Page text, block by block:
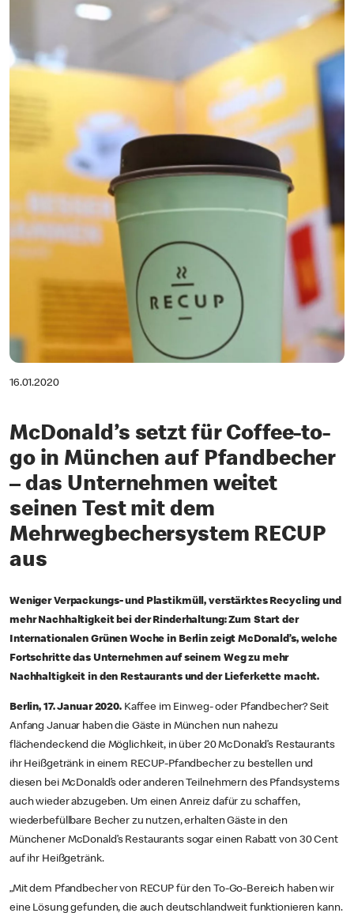
16.01.2020
McDonald’s setzt für Coffee-to-
go in München auf Pfandbecher
– das Unternehmen weitet
seinen Test mit dem
Mehrwegbechersystem RECUP
aus
Weniger Verpackungs- und Plastikmüll, verstärktes Recycling und
mehr Nachhaltigkeit bei der Rinderhaltung: Zum Start der
Internationalen Grünen Woche in Berlin zeigt McDonald’s, welche
Fortschritte das Unternehmen auf seinem Weg zu mehr
Nachhaltigkeit in den Restaurants und der Lieferkette macht.
Berlin, 17. Januar 2020.Kaffee im Einweg- oder Pfandbecher? Seit
Anfang Januar haben die Gäste in München nun nahezu
flächendeckend die Möglichkeit, in über 20 McDonald’s Restaurants
ihr Heißgetränk in einem RECUP-Pfandbecher zu bestellen und
diesen bei McDonald’s oder anderen Teilnehmern des Pfandsystems
auch wieder abzugeben. Um einen Anreiz dafür zu schaffen,
wiederbefüllbare Becher zu nutzen, erhalten Gäste in den
Münchener McDonald’s Restaurants sogar einen Rabatt von 30 Cent
auf ihr Heißgetränk.
„Mit dem Pfandbecher von RECUP für den To-Go-Bereich haben wir
eine Lösung gefunden, die auch deutschlandweit funktionieren kann.